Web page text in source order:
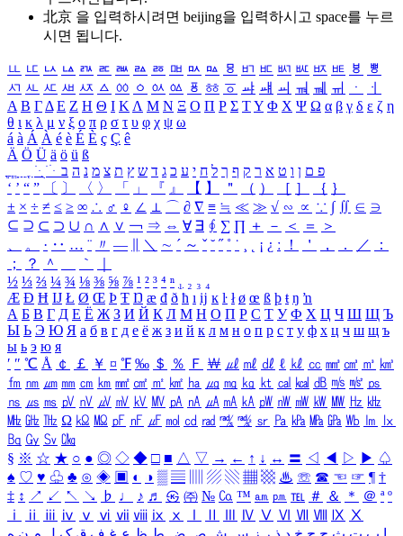
北京 을 입력하시려면 beijing을 입력하시고 space를 누르
시면 됩니다.
ㅥ ㅦ ㅧ ㅨ ㅩ ㅪ ㅫ ㅬ ㅭ ㅮ ㅯ ㅰ ㅱ ㅲ ㅳ ㅴ ㅵ ㅶ ㅷ ㅸ
ㅹ
ㅺ ㅻ ㅼ ㅽ ㅾ ㅿ ㆀ ㆁ ㆂ ㆃ ㆄ ㆅ ㆆ ㆇ ㆈ ㆉ ㆊ ㆋ ㆌ ㆍ
ㆎ
Α Β ΓΔ Ε Ζ Η Θ Ι ΚΛ Μ Ν Ξ Ο Π Ρ Σ ΤΥ Φ Χ Ψ Ω α β γ δ ε ζ η
θ ι κ λ μ ν ξ ο π ρ σ τ υ φ χ ψ ω
á à Á À é è É È ç Ç ê
Ä Ö Ü ä ö ü ß
ִֶֹ ֻּ ׁׂ פ ם ן ו ט א ר ק ף ך ל ח י ע כ ג ד ש ץ ת צ מ נ ה ב
‘ ’ “ ” 〔 〕 〈 〉 「 」 『 』 【 】 ＂ （ ） ［ ］ ｛ ｝
± × ÷ ≠ ≤ ≥ ∞ ∴ ♂ ♀ ∠ ⊥ ⌒ ∂ ∇ ≡ ≒ ≪ ≫ √ ∽ ∝ ∵ ∫ ∬ ∈ ∋
⊆ ⊇ ⊂ ⊃ ∪ ∩ ∧ ∨ ￢ ⇒ ⇔ ∀ ∃ ∮ ∑ ∏ ＋ － ＜ ＝
＞
、
。 · ‥ … ¨ 〃 ― ＼ ∼ ´ ～ ˇ ˘ ˝ ˚ ˙ ¸ ¡ ¿ ː ！ ＇ ， ． ／
：
；
？ ＾ ｀
½ ⅓ ⅔ ¼ ¾ ⅛ ⅜ ⅝ ⅞ ¹ ² ³ ⁴ ⁿ ₁ ₂ ₃ ₄
Æ Ð Ħ Ĳ Ł Ø Œ Þ Ŧ Ŋ æ đ ð ħ ı ĳ ĸ ŀ ł ø œ ß þ ŧ ŋ ŉ
А Б В Г Д Е Ё Ж З И Й К Л М Н О П Р С Т У Ф Х Ц Ч Ш Щ Ъ
Ы Ь Э Ю Я а б в г д е ё ж з и й к л м н о п р с т у ф х ц ч ш щ ъ
ы ь э ю я
′ ″ ℃ Å ￠ ￡ ￥ ¤ ℉ ‰ ＄ ％ Ｆ ￦ ㎕ ㎖ ㎗ ℓ ㎘ ㏄ ㎣ ㎤ ㎥ ㎦
㎙ ㎚ ㎛ ㎜ ㎝ ㎞ ㎟ ㎠ ㎡ ㎢ ㏊ ㎍ ㎎ ㎏ ㏏ ㎈ ㎉ ㏈ ㎧ ㎨ ㎰
㎱ ㎲ ㎳ ㎴ ㎵ ㎶ ㎷ ㎸ ㎹ ㎀ ㎁ ㎂ ㎃ ㎄ ㎺ ㎻ ㎽ ㎾ ㎿ ㎐ ㎑
㎒ ㎓ ㎔ Ω ㏀ ㏁ ㎊ ㎋ ㎌ ㏖ ㏅ ㎭ ㎮ ㎯ ㏛ ㎩ ㎪ ㎫ ㎬ ㏝ ㏐
㏓
㏃ ㏉ ㏜ ㏆
§ ※ ☆ ★ ○ ● ◎ ◇ ◆ □ ■ △ ▽ → ← ↑ ↓ ↔ 〓 ◁ ◀ ▷ ▶ ♤
♠ ♡ ♥ ♧ ♣ ⊙ ◈ ▣ ◐ ◑ ▒ ▤ ▨ ▧ ▦ ▩ ♨ ☏ ☎ ☜ ☞ ¶ †
‡ ↕ ↗ ↙ ↖ ↘ ♭ ♩ ♪ ♬ ㉿ ㈜ № ㏇ ™ ㏂ ㏘ ℡ ＃ ＆ ＊ ＠ ª º
ⅰ
ⅱ ⅲ ⅳ ⅴ ⅵ ⅶ ⅷ ⅸ ⅹ Ⅳ Ⅴ Ⅵ Ⅶ Ⅷ Ⅸ Ⅹ